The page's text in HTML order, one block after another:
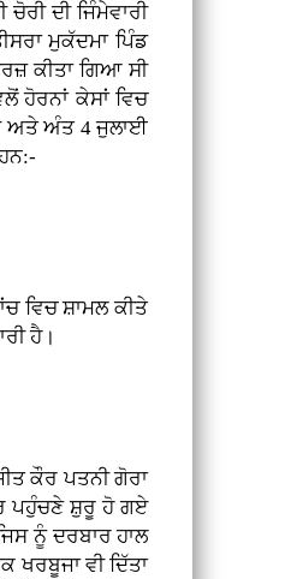
ਦੀ ਜਿੰਮੇਵਾਰੀ
ਮੁਕੱਦਮਾ ਪਿੰਡ
ਕੀਤਾ ਗਿਆ ਸੀ
ਹੋਰਨਾਂ ਕੇਸਾਂ ਵਿਚ
ਅਤੇ ਅੰਤ 4 ਜੁਲਾਈ
ਵਿਚ ਸ਼ਾਮਲ ਕੀਤੇ
ਹੈ।
ਕੌਰ ਪਤਨੀ ਗੋਰਾ
ਪਹੁੰਚਣੇ ਸ਼ੁਰੂ ਹੋ ਗਏ
ਨੂੰ ਦਰਬਾਰ ਹਾਲ
ਵੀ ਦਿੱਤਾ